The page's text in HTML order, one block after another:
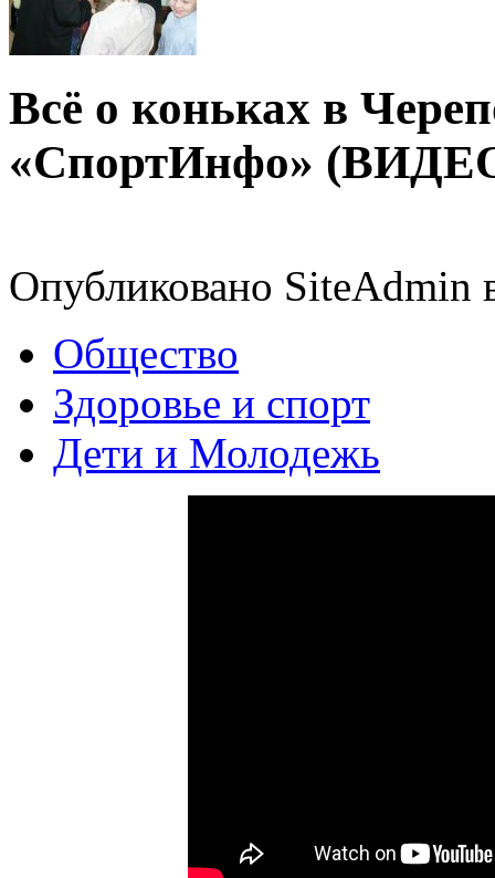
Всё о коньках в
«СпортИнфо»
Опубликовано SiteAdmin
Общество
Здоровье и спорт
Дети и Молодежь